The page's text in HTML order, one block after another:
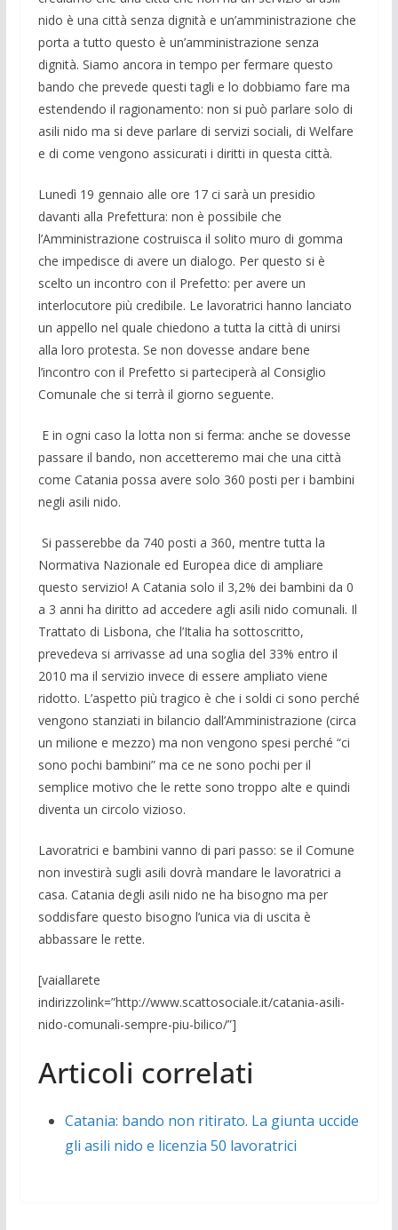
nido è una città senza dignità e un’amministrazione che
porta a tutto questo è un’amministrazione senza
dignità. Siamo ancora in tempo per fermare questo
bando che prevede questi tagli e lo dobbiamo fare ma
estendendo il ragionamento: non si può parlare solo di
asili nido ma si deve parlare di servizi sociali, di Welfare
e di come vengono assicurati i diritti in questa città.
Lunedì 19 gennaio alle ore 17 ci sarà un presidio
davanti alla Prefettura: non è possibile che
l’Amministrazione costruisca il solito muro di gomma
che impedisce di avere un dialogo. Per questo si è
scelto un incontro con il Prefetto: per avere un
interlocutore più credibile. Le lavoratrici hanno lanciato
un appello nel quale chiedono a tutta la città di unirsi
alla loro protesta. Se non dovesse andare bene
l’incontro con il Prefetto si parteciperà al Consiglio
Comunale che si terrà il giorno seguente.
E in ogni caso la lotta non si ferma: anche se dovesse
passare il bando, non accetteremo mai che una città
come Catania possa avere solo 360 posti per i bambini
negli asili nido.
Si passerebbe da 740 posti a 360, mentre tutta la
Normativa Nazionale ed Europea dice di ampliare
questo servizio! A Catania solo il 3,2% dei bambini da 0
a 3 anni ha diritto ad accedere agli asili nido comunali. Il
Trattato di Lisbona, che l’Italia ha sottoscritto,
prevedeva si arrivasse ad una soglia del 33% entro il
2010 ma il servizio invece di essere ampliato viene
ridotto. L’aspetto più tragico è che i soldi ci sono perché
vengono stanziati in bilancio dall’Amministrazione (circa
un milione e mezzo) ma non vengono spesi perché “ci
sono pochi bambini” ma ce ne sono pochi per il
semplice motivo che le rette sono troppo alte e quindi
diventa un circolo vizioso.
Lavoratrici e bambini vanno di pari passo: se il Comune
non investirà sugli asili dovrà mandare le lavoratrici a
casa. Catania degli asili nido ne ha bisogno ma per
soddisfare questo bisogno l’unica via di uscita è
abbassare le rette.
[vaiallarete
indirizzolink=”http://www.scattosociale.it/catania-asili-
nido-comunali-sempre-piu-bilico/”]
Articoli correlati
Catania: bando non ritirato. La giunta uccide
gli asili nido e licenzia 50 lavoratrici